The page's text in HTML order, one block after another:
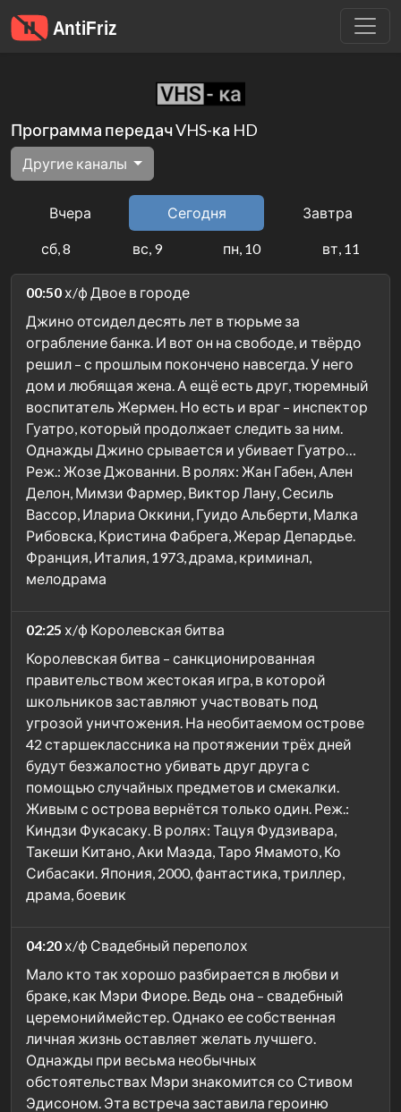
Программа передач VHS-ка HD
Другие каналы
Вчера Сегодня Завтра
сб, 8 вс, 9 пн, 10 вт, 11
00:50 х/ф Двое в городе
Джино отсидел десять лет в тюрьме за
ограбление банка. И вот он на свободе, и твёрдо
решил – с прошлым покончено навсегда. У него
дом и любящая жена. А ещё есть друг, тюремный
воспитатель Жермен. Но есть и враг – инспектор
Гуатро, который продолжает следить за ним.
Однажды Джино срывается и убивает Гуатро…
Реж.: Жозе Джованни. В ролях: Жан Габен, Ален
Делон, Мимзи Фармер, Виктор Лану, Сесиль
Вассор, Илариа Оккини, Гуидо Альберти, Малка
Рибовска, Кристина Фабрега, Жерар Депардье.
Франция, Италия, 1973, драма, криминал,
мелодрама
02:25 х/ф Королевская битва
Королевская битва – санкционированная
правительством жестокая игра, в которой
школьников заставляют участвовать под
угрозой уничтожения. На необитаемом острове
42 старшеклассника на протяжении трёх дней
будут безжалостно убивать друг друга с
помощью случайных предметов и смекалки.
Живым с острова вернётся только один. Реж.:
Киндзи Фукасаку. В ролях: Тацуя Фудзивара,
Такеши Китано, Аки Маэда, Таро Ямамото, Ко
Сибасаки. Япония, 2000, фантастика, триллер,
драма, боевик
04:20 х/ф Свадебный переполох
Мало кто так хорошо разбирается в любви и
браке, как Мэри Фиоре. Ведь она – свадебный
церемониймейстер. Однако ее собственная
личная жизнь оставляет желать лучшего.
Однажды при весьма необычных
обстоятельствах Мэри знакомится со Стивом
Эдисоном. Эта встреча заставила героиню